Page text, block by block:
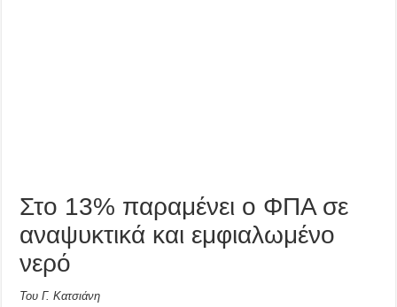
Στο 13% παραμένει ο ΦΠΑ σε
αναψυκτικά και εμφιαλωμένο
νερό
Του Γ. Κατσιάνη